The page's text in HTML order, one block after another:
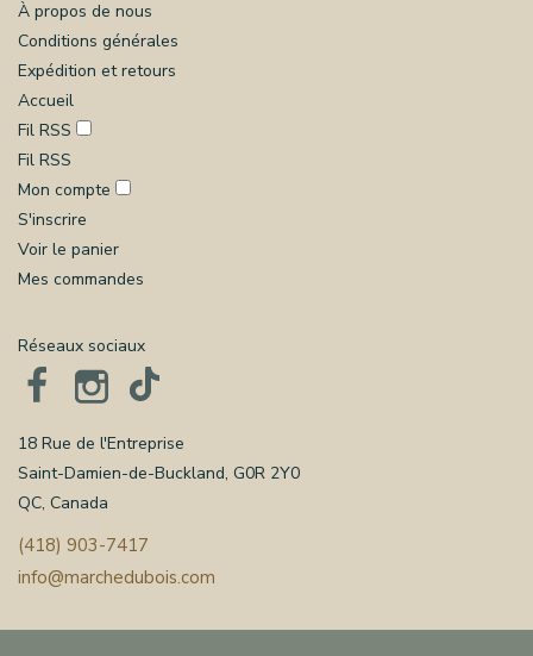
À propos de nous
Conditions générales
Expédition et retours
Accueil
Fil RSS
Fil RSS
Mon compte
S'inscrire
Voir le panier
Mes commandes
Réseaux sociaux
18 Rue de l'Entreprise
Saint-Damien-de-Buckland, G0R 2Y0
QC, Canada
(418) 903-7417
info@marchedubois.com